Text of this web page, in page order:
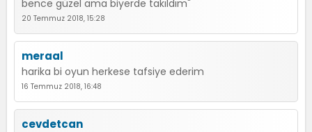
bence güzel ama biyerde takıldım"
20 Temmuz 2018, 15:28
meraal
harika bi oyun herkese tafsiye ederim
16 Temmuz 2018, 16:48
cevdetcan